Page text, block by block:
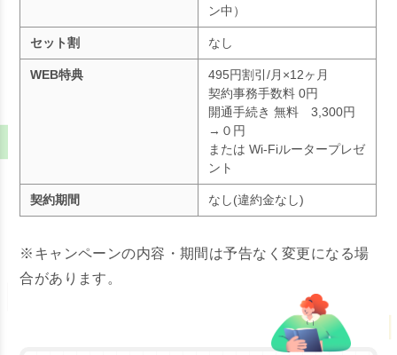
ン中）
セット割 なし
WEB特典
495円割引/月×12ヶ月
契約事務手数料 0円
開通手続き 無料 3,300円
→０円
または Wi-Fiルータープレゼ
ント
契約期間 なし(違約金なし)
※キャンペーンの内容・期間は予告なく変更になる場
合があります。